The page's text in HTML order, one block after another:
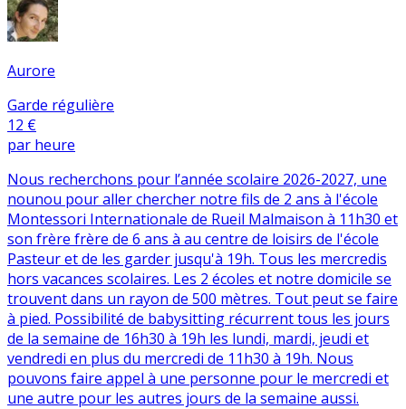
Aurore
Garde régulière
12 €
par heure
Nous recherchons pour l’année scolaire 2026-2027, une
nounou pour aller chercher notre fils de 2 ans à l'école
Montessori Internationale de Rueil Malmaison à 11h30 et
son frère frère de 6 ans à au centre de loisirs de l'école
Pasteur et de les garder jusqu'à 19h. Tous les mercredis
hors vacances scolaires. Les 2 écoles et notre domicile se
trouvent dans un rayon de 500 mètres. Tout peut se faire
à pied. Possibilité de babysitting récurrent tous les jours
de la semaine de 16h30 à 19h les lundi, mardi, jeudi et
vendredi en plus du mercredi de 11h30 à 19h. Nous
pouvons faire appel à une personne pour le mercredi et
une autre pour les autres jours de la semaine aussi.